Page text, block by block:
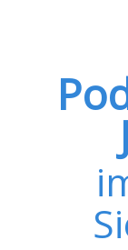
Sienkiewicza